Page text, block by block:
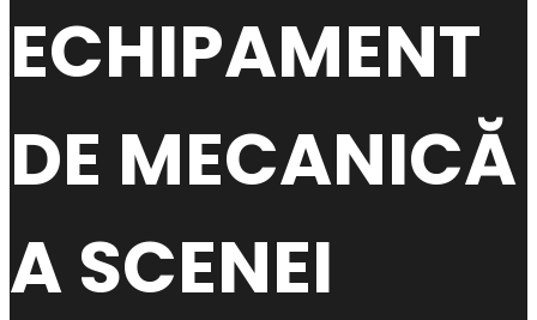
ECHIPAMENT
DE MECANICĂ
A SCENEI